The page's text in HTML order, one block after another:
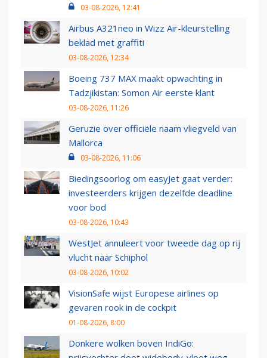
03-08-2026, 12:41
Airbus A321neo in Wizz Air-kleurstelling
beklad met graffiti
03-08-2026, 12:34
Boeing 737 MAX maakt opwachting in
Tadzjikistan: Somon Air eerste klant
03-08-2026, 11:26
Geruzie over officiële naam vliegveld van
Mallorca
03-08-2026, 11:06
Biedingsoorlog om easyJet gaat verder:
investeerders krijgen dezelfde deadline
voor bod
03-08-2026, 10:43
WestJet annuleert voor tweede dag op rij
vlucht naar Schiphol
03-08-2026, 10:02
VisionSafe wijst Europese airlines op
gevaren rook in de cockpit
01-08-2026, 8:00
Donkere wolken boven IndiGo: